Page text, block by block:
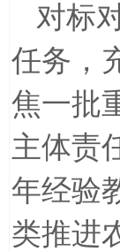
对标
任务，
焦一批
主体责
年经验
类推进